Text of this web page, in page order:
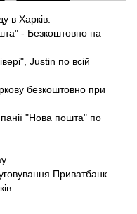
в Харків.
- Безкоштовно на
Justin по всій
безкоштовно при
"Нова пошта" по
Приватбанк.